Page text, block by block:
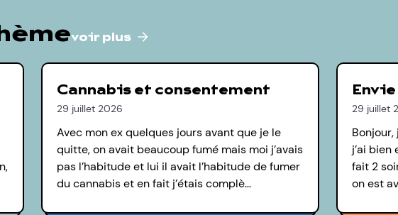
voir plus
Cannabis et consentement
29 juillet 2026
Avec mon ex quelques jours avant que je le
quitte, on avait beaucoup fumé mais moi j’avais
pas l’habitude et lui il avait l’habitude de fumer
du cannabis et en fait j’étais complè…
29 juillet
j’ai
fait 2
on est